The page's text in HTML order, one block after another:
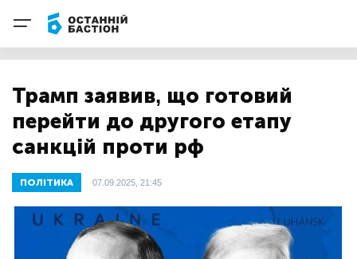
Трамп заявив, що готовий
перейти до другого етапу
санкцій проти рф
ПОЛІТИКА 07.09.2025, 21:45